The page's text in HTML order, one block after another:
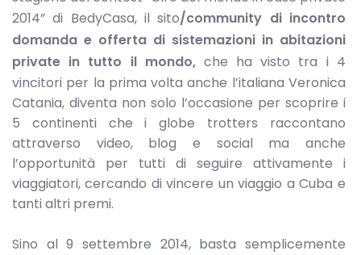
2014” di BedyCasa, il sito/community di incontro
domanda e offerta di sistemazioni in abitazioni
private in tutto il mondo, che ha visto tra i 4
vincitori per la prima volta anche l’italiana Veronica
Catania, diventa non solo l’occasione per scoprire i
5 continenti che i globe trotters raccontano
attraverso video, blog e social ma anche
l’opportunità per tutti di seguire attivamente i
viaggiatori, cercando di vincere un viaggio a Cuba e
tanti altri premi.
Sino al 9 settembre 2014, basta semplicemente